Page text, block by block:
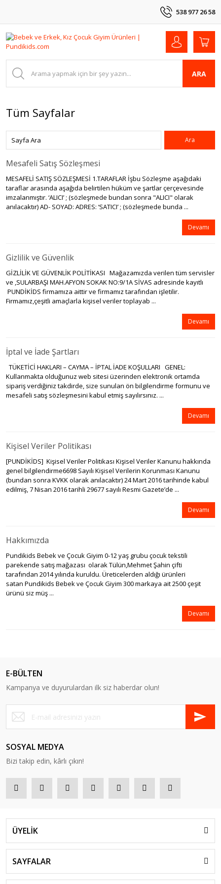
538 977 26 58
ARA
Tüm Sayfalar
Mesafeli Satış Sözleşmesi
MESAFELİ SATIŞ SÖZLEŞMESİ 1.TARAFLAR İşbu Sözleşme aşağıdaki
taraflar arasında aşağıda belirtilen hüküm ve şartlar çerçevesinde
imzalanmıştır. ‘ALICI’ ; (sözleşmede bundan sonra "ALICI" olarak
anılacaktır) AD- SOYAD: ADRES: ‘SATICI’ ; (sözleşmede bunda ...
Devamı
Gizlilik ve Güvenlik
GİZLİLİK VE GÜVENLİK POLİTİKASI Mağazamızda verilen tüm servisler
ve ,SULARBAŞI MAH.AFYON SOKAK NO:9/1A SİVAS adresinde kayıtlı
PUNDİKİDS firmamıza aittir ve firmamız tarafından işletilir.
Firmamız,çeşitli amaçlarla kişisel veriler toplayab ...
Devamı
İptal ve İade Şartları
TÜKETİCİ HAKLARI – CAYMA – İPTAL İADE KOŞULLARI GENEL:
Kullanmakta olduğunuz web sitesi üzerinden elektronik ortamda
sipariş verdiğiniz takdirde, size sunulan ön bilgilendirme formunu ve
mesafeli satış sözleşmesini kabul etmiş sayılırsınız. ...
Devamı
Kişisel Veriler Politikası
[PUNDİKİDS] Kişisel Veriler Politikası Kişisel Veriler Kanunu hakkında
genel bilgilendirme6698 Sayılı Kişisel Verilerin Korunması Kanunu
(bundan sonra KVKK olarak anılacaktır) 24 Mart 2016 tarihinde kabul
edilmiş, 7 Nisan 2016 tarihli 29677 sayılı Resmi Gazete’de ...
Devamı
Hakkımızda
Pundikids Bebek ve Çocuk Giyim 0-12 yaş grubu çocuk tekstili
parekende satış mağazası olarak Tülün,Mehmet Şahin çifti
tarafından 2014 yılında kuruldu. Üreticelerden aldığı ürünleri
satan Pundikids Bebek ve Çocuk Giyim 300 markaya ait 2500 çeşit
ürünü siz müş ...
Devamı
E-BÜLTEN
Kampanya ve duyurulardan ilk siz haberdar olun!
SOSYAL MEDYA
Bizi takip edin, kârlı çıkın!
ÜYELİK
SAYFALAR